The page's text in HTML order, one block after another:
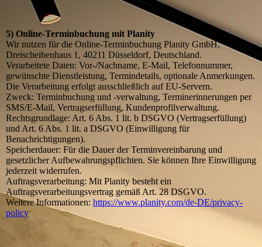
5) Online-Terminbuchung mit Planity
Wir nutzen für die Online-Terminbuchung Planity GmbH,
Dreischeibenhaus 1, 40211 Düsseldorf, Deutschland.
Verarbeitete Daten: Vor-/Nachname, E-Mail, Telefonnummer,
gewünschte Dienstleistung, Termindetails, optionale Anmerkungen.
Die Verarbeitung erfolgt ausschließlich auf EU-Servern.
Zweck: Terminbuchung und -verwaltung, Terminerinnerungen per
SMS/E-Mail, Vertragserfüllung, Kundenprofilverwaltung.
Rechtsgrundlage: Art. 6 Abs. 1 lit. b DSGVO (Vertragserfüllung)
und Art. 6 Abs. 1 lit. a DSGVO (Einwilligung für
Benachrichtigungen).
Speicherdauer: Für die Dauer der Terminvereinbarung und
gesetzlicher Aufbewahrungspflichten. Sie können Ihre Einwilligung
jederzeit widerrufen.
Auftragsverarbeitung: Mit Planity besteht ein
Auftragsverarbeitungsvertrag gemäß Art. 28 DSGVO.
Weitere Informationen: https://www.planity.com/de-DE/privacy-
policy